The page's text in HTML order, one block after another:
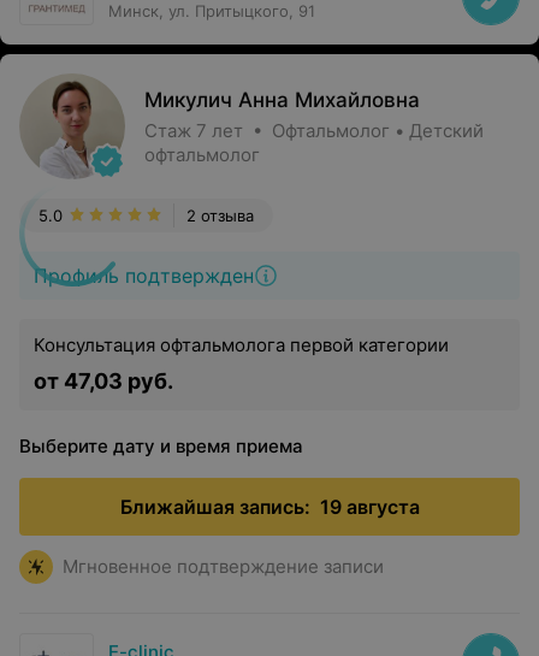
Минск, ул. Притыцкого, 91
Микулич Анна Михайловна
Стаж 7 лет • Офтальмолог • Детский
офтальмолог
Профиль подтвержден
2 отзыва
5.0
Консультация офтальмолога первой категории
от 47,03 руб.
Выберите дату и время приема
Ближайшая запись: 19 августа
Мгновенное подтверждение записи